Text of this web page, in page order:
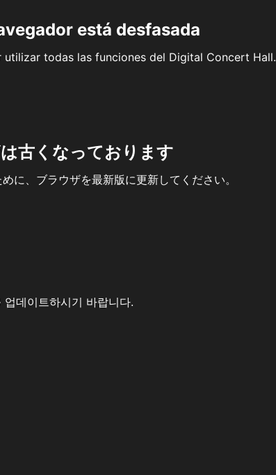
está desfasada
todas las funciones del Digital Concert Hall.
古くなっております
に、ブラウザを最新版に更新してください。
데이트하시기 바랍니다.